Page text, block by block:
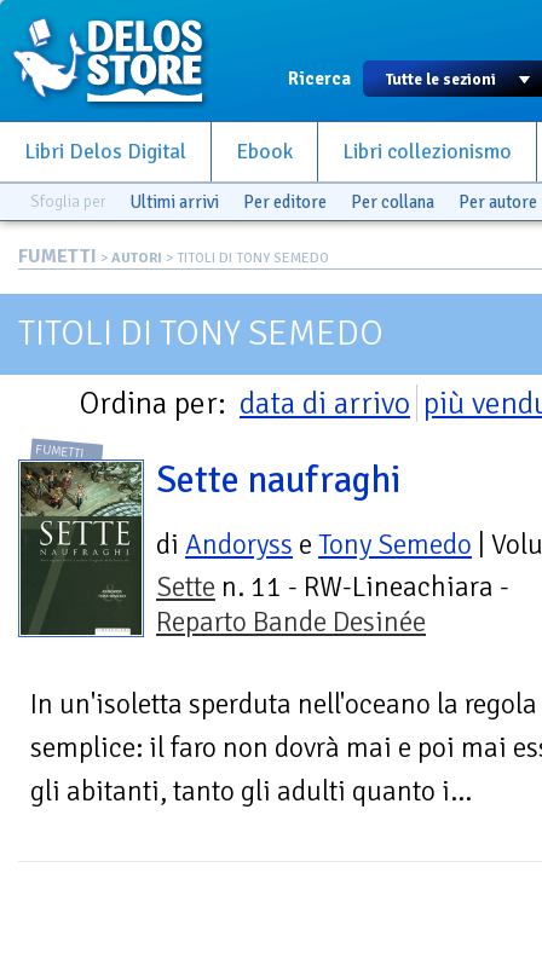
Ricerca
Libri Delos Digital Ebook Libri collezionismo
Sfoglia per Ultimi arrivi Per editore Per collana Per autore
FUMETTI > AUTORI > TITOLI DI TONY SEMEDO
TITOLI DI TONY SEMEDO
Ordina per: data di arrivo più
FUMETTI
Sette naufraghi
di Andoryss e Tony Semedo |
Sette n. 11 - RW-Lineachiara -
Reparto Bande Desinée
In un'isoletta sperduta nell'oceano la
semplice: il faro non dovrà mai e poi mai
gli abitanti, tanto gli adulti quanto i...